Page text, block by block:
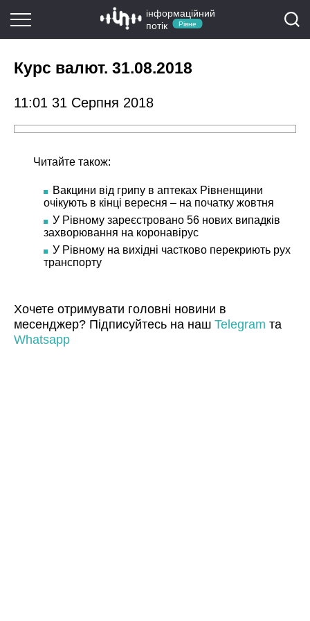
інформаційний
потік
Рівне
Курс валют. 31.08.2018
11:01 31 Серпня 2018
Читайте також:
Вакцини від грипу в аптеках Рівненщини
очікують в кінці вересня – на початку жовтня
У Рівному зареєстровано 56 нових випадків
захворювання на коронавірус
У Рівному на вихідні частково перекриють рух
транспорту
Хочете отримувати головні новини в
месенджер? Підписуйтесь на наш Telegram та
Whatsapp